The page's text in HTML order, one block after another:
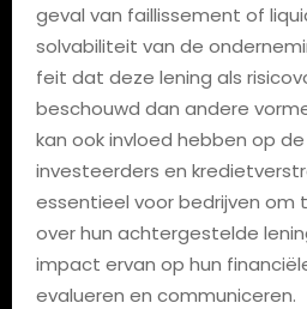
geval van faillissement of
solvabiliteit van de
feit dat deze lening als
beschouwd dan andere
kan ook invloed hebben op
investeerders en
essentieel voor bedrijven om
over hun achtergestelde
impact ervan op hun
evalueren en communiceren.